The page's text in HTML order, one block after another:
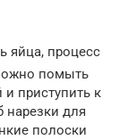
яйца, процесс
помыть
приступить к
нарезки для
полоски